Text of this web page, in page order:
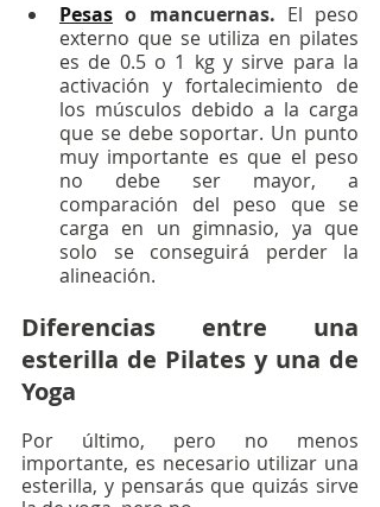
Pesas o mancuernas. El peso
externo que se utiliza en pilates
es de 0.5 o 1 kg y sirve para la
activación y fortalecimiento de
los músculos debido a la carga
que se debe soportar. Un punto
muy importante es que el peso
no debe ser mayor, a
comparación del peso que se
carga en un gimnasio, ya que
solo se conseguirá perder la
alineación.
Diferencias entre una
esterilla de Pilates y una de
Yoga
Por último, pero no menos
importante, es necesario utilizar una
esterilla, y pensarás que quizás sirve